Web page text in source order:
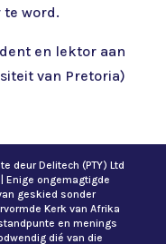
te word.
en lektor aan
van Pretoria)
deur Delitech (PTY) Ltd
Enige ongemagtigde
geskied sonder
Kerk van Afrika
en menings
dié van die